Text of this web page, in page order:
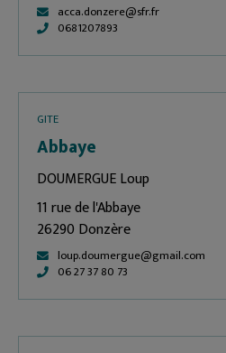
acca.donzere@sfr.fr
0681207893
GITE
Abbaye
DOUMERGUE Loup
11 rue de l'Abbaye
26290 Donzère
loup.doumergue@gmail.com
06 27 37 80 73